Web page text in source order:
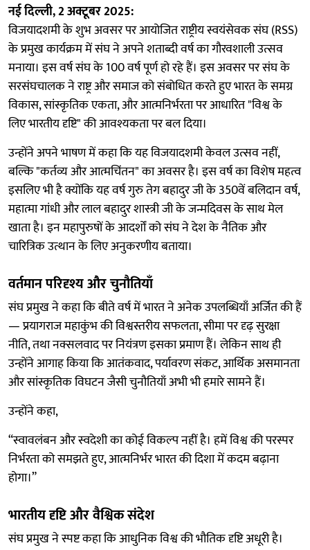
नई दिल्ली, 2 अक्टूबर 2025:
विजयादशमी के शुभ अवसर पर आयोजित राष्ट्रीय स्वयंसेवक संघ (RSS)
के प्रमुख कार्यक्रम में संघ ने अपने शताब्दी वर्ष का गौरवशाली उत्सव
मनाया। इस वर्ष संघ के 100 वर्ष पूर्ण हो रहे हैं। इस अवसर पर संघ के
सरसंघचालक ने राष्ट्र और समाज को संबोधित करते हुए भारत के समग्र
विकास, सांस्कृतिक एकता, और आत्मनिर्भरता पर आधारित "विश्व के
लिए भारतीय दृष्टि" की आवश्यकता पर बल दिया।
उन्होंने अपने भाषण में कहा कि यह विजयादशमी केवल उत्सव नहीं,
बल्कि "कर्तव्य और आत्मचिंतन" का अवसर है। इस वर्ष का विशेष महत्व
इसलिए भी है क्योंकि यह वर्ष गुरु तेग बहादुर जी के 350वें बलिदान वर्ष,
महात्मा गांधी और लाल बहादुर शास्त्री जी के जन्मदिवस के साथ मेल
खाता है। इन महापुरुषों के आदर्शों को संघ ने देश के नैतिक और
चारित्रिक उत्थान के लिए अनुकरणीय बताया।
वर्तमान परिदृश्य और चुनौतियाँ
संघ प्रमुख ने कहा कि बीते वर्ष में भारत ने अनेक उपलब्धियाँ अर्जित की हैं
— प्रयागराज महाकुंभ की विश्वस्तरीय सफलता, सीमा पर दृढ़ सुरक्षा
नीति, तथा नक्सलवाद पर नियंत्रण इसका प्रमाण हैं। लेकिन साथ ही
उन्होंने आगाह किया कि आतंकवाद, पर्यावरण संकट, आर्थिक असमानता
और सांस्कृतिक विघटन जैसी चुनौतियाँ अभी भी हमारे सामने हैं।
उन्होंने कहा,
“स्वावलंबन और स्वदेशी का कोई विकल्प नहीं है। हमें विश्व की परस्पर
निर्भरता को समझते हुए, आत्मनिर्भर भारत की दिशा में कदम बढ़ाना
होगा।”
भारतीय दृष्टि और वैश्विक संदेश
संघ प्रमुख ने स्पष्ट कहा कि आधुनिक विश्व की भौतिक दृष्टि अधूरी है।